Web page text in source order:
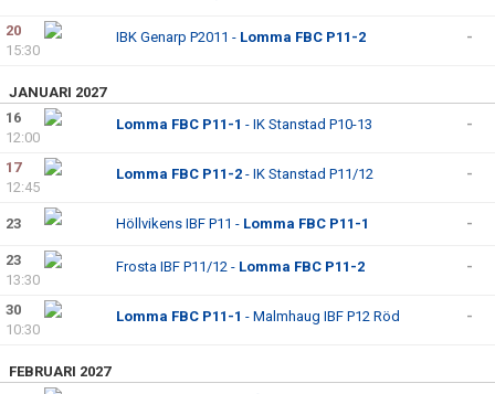
20
15:30
IBK Genarp P2011 - Lomma FBC P11-2 -
JANUARI 2027
16
12:00
Lomma FBC P11-1 - IK Stanstad P10-13 -
17
12:45
Lomma FBC P11-2 - IK Stanstad P11/12 -
23 Höllvikens IBF P11 - Lomma FBC P11-1 -
23
13:30
Frosta IBF P11/12 - Lomma FBC P11-2 -
30
10:30
Lomma FBC P11-1 - Malmhaug IBF P12 Röd -
FEBRUARI 2027